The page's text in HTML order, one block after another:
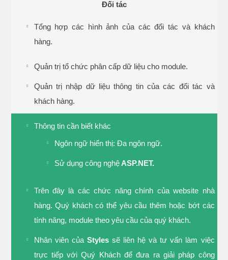
Đối tác
Tổng hợp các hình ảnh của các đối tác và khách
hàng.
Quản trị tổ chức phân cấp dữ liệu cho module.
Quản trị nhập dữ liệu thông tin của các đối tác và
khách hàng.
Thông tin cần biết khác
Ngôn ngữ hiển thị: Đa ngôn ngữ.
Sử dụng công nghệASP.NET.
Trên đây là các chức năng chính của website nhà
hàng. Quý khách có thể yêu cầu thêm hoặc bớt các
tính năng, module theo yêu cầu của quý khách.
Nhân viên của Stylessẽ liên hệ và tư vấn làm việc
trực tiếp với Quý Khách để đưa ra giải pháp công